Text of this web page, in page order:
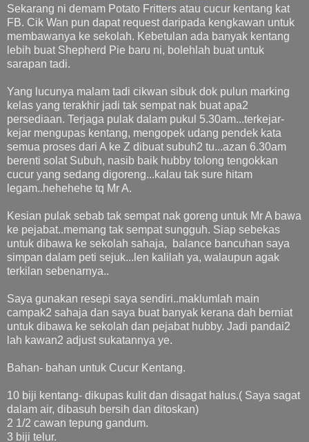
Sekarang ni demam Potato Fritters atau cucur kentang kat
FB. Cik Wan pun dapat request daripada kengkawan untuk
membawanya ke sekolah. Kebetulan ada banyak kentang
lebih buat Shepherd Pie baru ni, bolehlah buat untuk
sarapan tadi.
Yang lucunya malam tadi cikwan sibuk dok pulun marking
kelas yang terakhir jadi tak sempat nak buat apa2
persediaan. Terjaga pulak dalam pukul 5.30am...terkejar-
kejar mengupas kentang, mengopek udang pendek kata
semua proses dari A ke Z dibuat subuh2 tu...azan 6.30am
berenti solat Subuh, nasib baik hubby tolong tengokkan
cucur yang sedang digoreng...kalau tak sure hitam
legam..hehehehe tq Mr A.
Kesian pulak sebab tak sempat nak goreng untuk Mr A bawa
ke pejabat..memang tak sempat sungguh. Siap sebekas
untuk dibawa ke sekolah sahaja, balance bancuhan saya
simpan dalam peti sejuk...len kalilah ya, walaupun agak
terkilan sebenarnya..
Saya gunakan resepi saya sendiri..maklumlah main
campak2 sahaja dan saya buat banyak kerana dah berniat
untuk dibawa ke sekolah dan pejabat hubby. Jadi pandai2
lah kawan2 adjust sukatannya ye.
Bahan- bahan untuk Cucur Kentang.
10 biji kentang- dikupas kulit dan disagat halus.( Saya sagat
dalam air, dibasuh bersih dan ditoskan)
2 1/2 cawan tepung gandum.
3 biji telur.